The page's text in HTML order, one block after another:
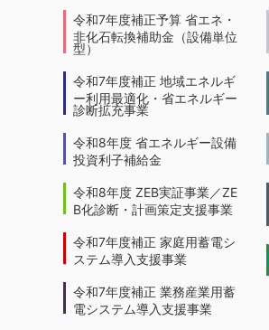
令和7年度補正予算 省エネ・
非化石転換補助金（設備単位
型）
令和7年度補正 地域エネルギ
ー利用最適化・省エネルギー
診断拡充事業
令和8年度 省エネルギー設備
投資利子補給金
令和8年度 ZEB実証事業／ZE
B化診断・計画策定支援事業
令和7年度補正 家庭用蓄電シ
ステム導入支援事業
令和7年度補正 業務産業用蓄
電システム導入支援事業